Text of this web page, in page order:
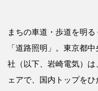
まちの車道・歩道を明
「道路照明」。東京都
社（以下、岩崎電気）
ェアで、国内トップを